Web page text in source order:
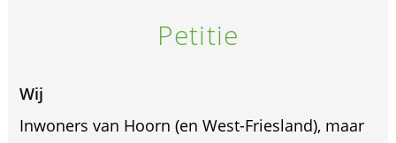
Petitie
Wij
Inwoners van Hoorn (en West-Friesland), maar